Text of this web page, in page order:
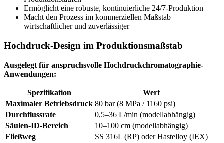
Ermöglicht eine robuste, kontinuierliche 24/7-Produktion
Macht den Prozess im kommerziellen Maßstab
wirtschaftlicher und zuverlässiger
Hochdruck-Design im Produktionsmaßstab
Ausgelegt für anspruchsvolle Hochdruckchromatographie-
Anwendungen:
Spezifikation
Wert
Maximaler Betriebsdruck 80 bar (8 MPa / 1160 psi)
Durchflussrate
0,5–36 L/min (modellabhängig)
Säulen-ID-Bereich
10–100 cm (modellabhängig)
Fließweg
SS 316L (RP) oder Hastelloy (IEX)